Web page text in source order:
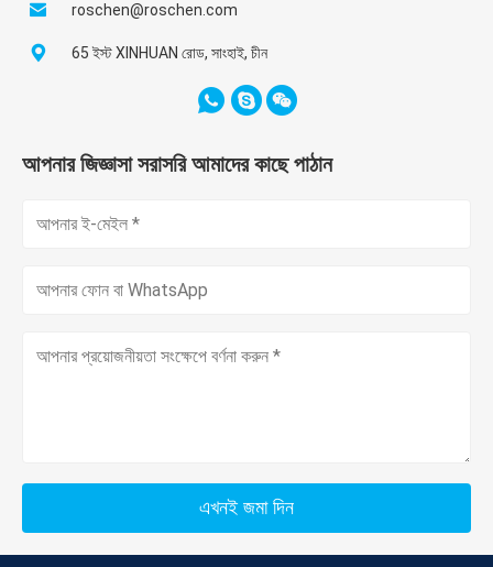
roschen@roschen.com
65 ইস্ট XINHUAN রোড, সাংহাই, চীন
আপনার জিজ্ঞাসা সরাসরি আমাদের কাছে পাঠান
এখনই জমা দিন